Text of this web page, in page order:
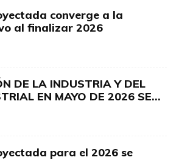
converge a la
al finalizar 2026
DE LA INDUSTRIA Y DEL
EN MAYO DE 2026 SE...
para el 2026 se